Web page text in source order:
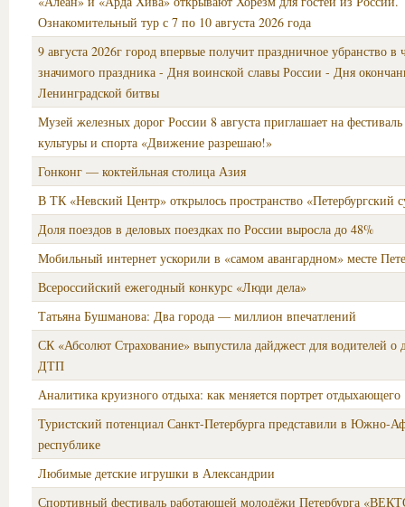
Ознакомительный тур с 7 по 10 августа 2026 года
9 августа 2026г город впервые получит праздничное убранство в
значимого праздника - Дня воинской славы России - Дня
Ленинградской битвы
Музей железных дорог России 8 августа приглашает на
культуры и спорта «Движение разрешаю!»
Гонконг — коктейльная столица Азия
В ТК «Невский Центр» открылось пространство «Петербургский
Доля поездов в деловых поездках по России выросла до 48%
Мобильный интернет ускорили в «самом авангардном» месте
Всероссийский ежегодный конкурс «Люди дела»
Татьяна Бушманова: Два города — миллион впечатлений
СК «Абсолют Страхование» выпустила дайджест для водителей о
ДТП
Аналитика круизного отдыха: как меняется портрет отдыхающего
Туристский потенциал Санкт-Петербурга представили в Южно-
республике
Любимые детские игрушки в Александрии
Спортивный фестиваль работающей молодёжи Петербурга